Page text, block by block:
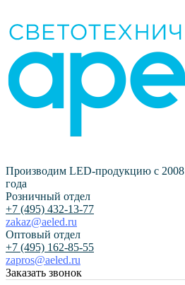
Производим LED-продукцию с 2008
года
Розничный отдел
+7 (495) 432-13-77
zakaz@aeled.ru
Оптовый отдел
+7 (495) 162-85-55
zapros@aeled.ru
Заказать звонок